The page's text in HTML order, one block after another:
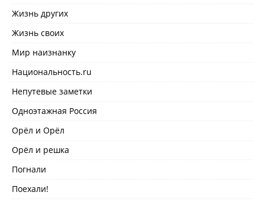
Жизнь других
Жизнь своих
Мир наизнанку
Национальность.ru
Непутевые заметки
Одноэтажная Россия
Орёл и Орёл
Орёл и решка
Погнали
Поехали!